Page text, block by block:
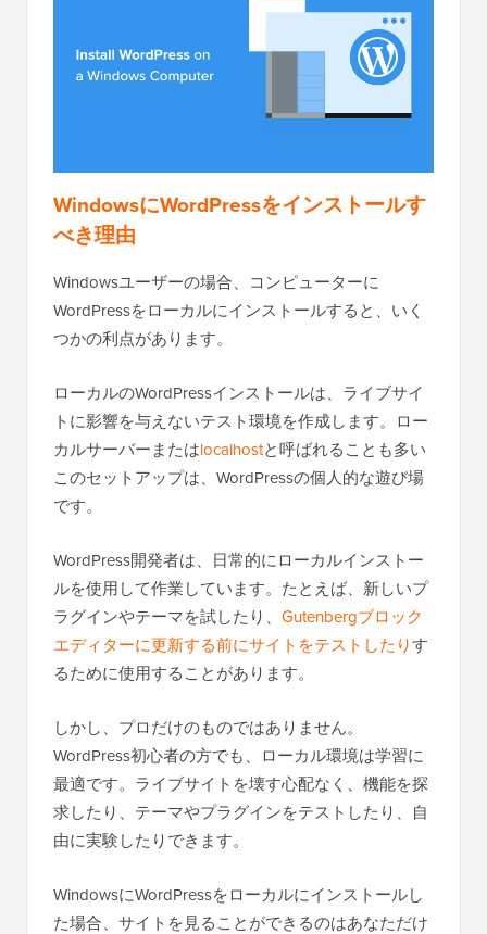
WindowsにWordPressをインストールす
べき理由
Windowsユーザーの場合、コンピューターに
WordPressをローカルにインストールすると、いく
つかの利点があります。
ローカルのWordPressインストールは、ライブサイ
トに影響を与えないテスト環境を作成します。ロー
カルサーバーまたはlocalhostと呼ばれることも多い
このセットアップは、WordPressの個人的な遊び場
です。
WordPress開発者は、日常的にローカルインストー
ルを使用して作業しています。たとえば、新しいプ
ラグインやテーマを試したり、 Gutenbergブロック
エディターに更新する前にサイトをテストしたりす
るために使用することがあります。
しかし、プロだけのものではありません。
WordPress初心者の方でも、ローカル環境は学習に
最適です。ライブサイトを壊す心配なく、機能を探
求したり、テーマやプラグインをテストしたり、自
由に実験したりできます。
WindowsにWordPressをローカルにインストールし
た場合、サイトを見ることができるのはあなただけ